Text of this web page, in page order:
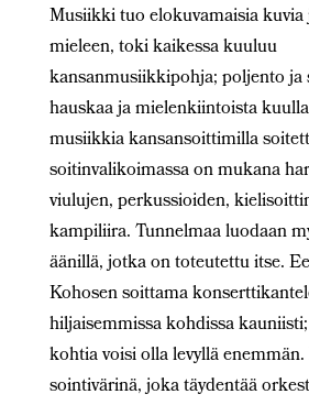
Musiikki tuo elokuvamaisia
mieleen, toki kaikessa kuuluu
kansanmusiikkipohja; poljento ja
hauskaa ja mielenkiintoista
musiikkia kansansoittimilla
soitinvalikoimassa on mukana
viulujen, perkussioiden,
kampiliira. Tunnelmaa luodaan
äänillä, jotka on toteutettu itse.
Kohosen soittama
hiljaisemmissa kohdissa
kohtia voisi olla levyllä
sointivärinä, joka täydentää